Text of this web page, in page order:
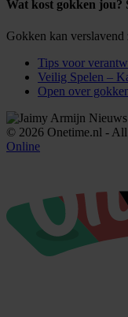
Wat kost gokken jou?
Gokken kan
Tips voor
Veilig Spelen –
Open over
© 2026 Onetime.nl - All
Online